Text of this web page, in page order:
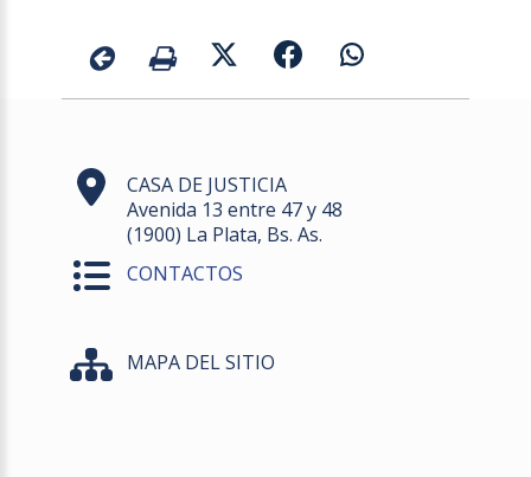
CASA DE JUSTICIA
Avenida 13 entre 47 y 48
(1900) La Plata, Bs. As.
CONTACTOS
MAPA DEL SITIO